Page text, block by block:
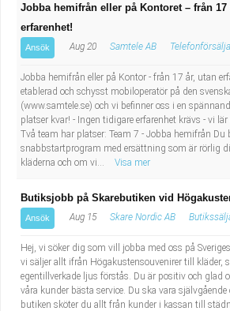
Jobba hemifrån eller på Kontoret – från 17
erfarenhet!
Ansök Aug 20 Samtele AB
Jobba hemifrån eller på Kontor - från 17 år, utan
etablerad och schysst mobiloperatör på den
(www.samtele.se) och vi befinner oss i en
platser kvar! - Ingen tidigare erfarenhet krävs - vi
Två team har platser: Team 7 - Jobba hemifrån Du
snabbstartprogram med ersättning som är rörlig
kläderna och om vi...
Visa mer
Butiksjobb på Skarebutiken vid
Ansök Aug 15 Skare Nordic AB
Hej, vi söker dig som vill jobba med oss på
vi säljer allt ifrån Högakustensouvenirer till kläder,
egentillverkade ljus förstås. Du är positiv och glad
våra kunder bästa service. Du ska vara självgående
butiken sköter du allt från kunder i kassan till